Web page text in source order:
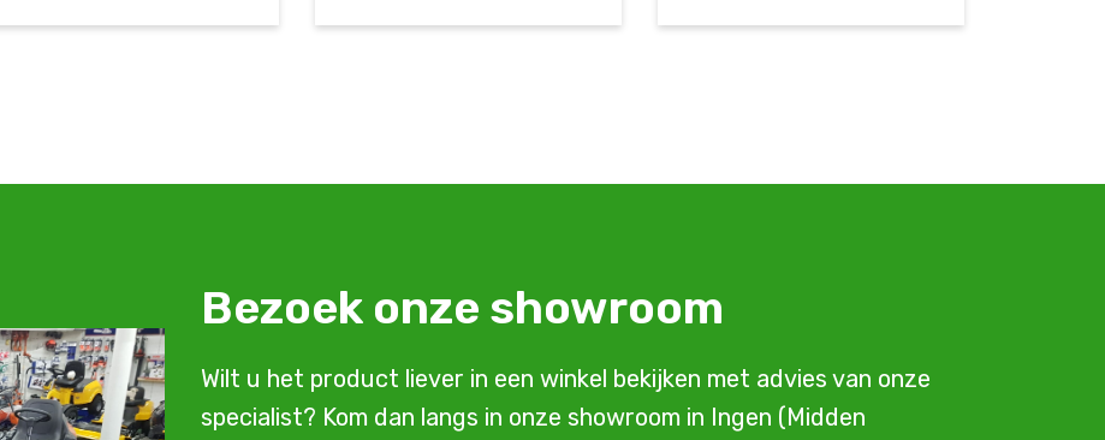
Bezoek onze showroom
Wilt u het product liever in een winkel bekijken met advies van onze
specialist? Kom dan langs in onze showroom in Ingen (Midden